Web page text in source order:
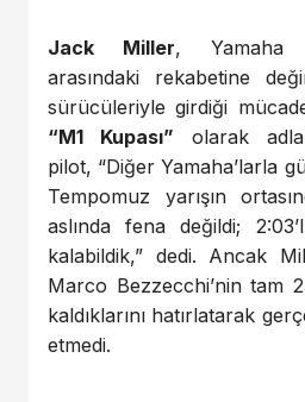
Jack Miller, Yamaha
arasındaki rekabetine
sürücüleriyle girdiği
“M1 Kupası” olarak
pilot, “Diğer Yamaha’larla
Tempomuz yarışın
aslında fena değildi;
kalabildik,” dedi. Ancak
Marco Bezzecchi’nin tam
kaldıklarını hatırlatarak
etmedi.